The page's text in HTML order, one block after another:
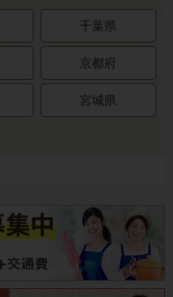
千葉県
京都府
宮城県